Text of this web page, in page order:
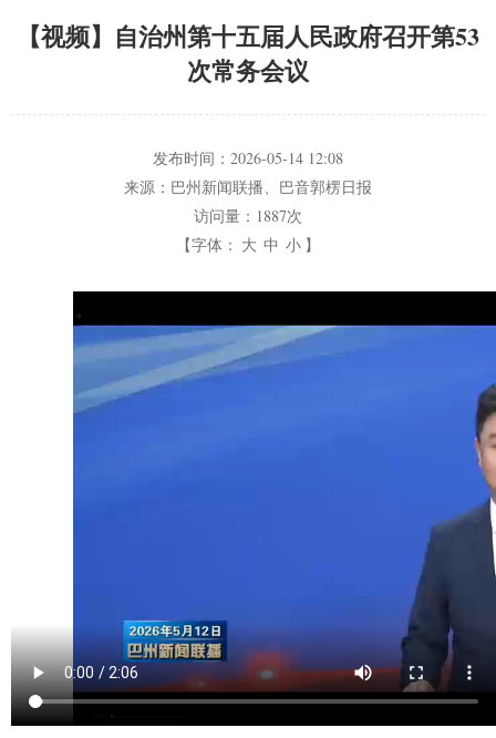
【视频】自治州第十五届人民政府召开第53
次常务会议
发布时间： 2026-05-14 12:08
来源： 巴州新闻联播、巴音郭楞日报
访问量： 1887次
【字体： 大 中 小 】